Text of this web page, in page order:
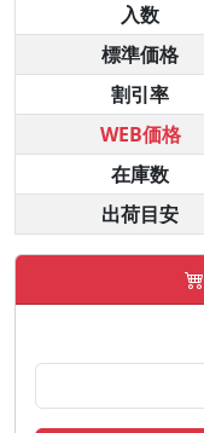
入数
標準価格
割引率
WEB価格
在庫数
出荷目安